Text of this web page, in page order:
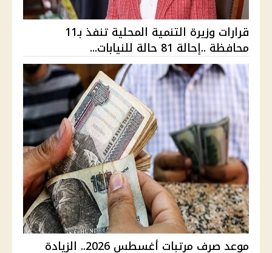
قرارات وزيرة التنمية المحلية تنفذ بـ11
محافظة ..إحالة 81 حالة للنيابات...
موعد صرف مرتبات أغسطس 2026.. الزيادة